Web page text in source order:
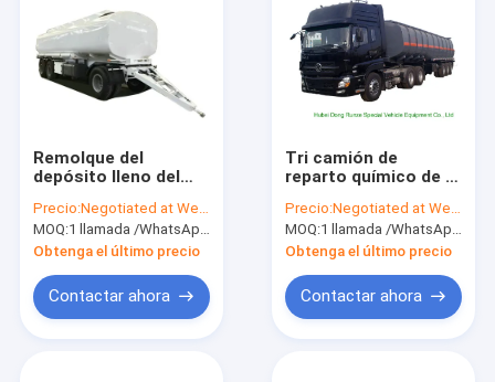
Remolque del
depósito lleno del
el petrolero 10CBM
-30 del carro para
requisitos
particulares de los
árboles 2-3-4 para la
entrega cruda del
combustible/de la
Precio:Negotiated at Weichat:King253725877
MOQ:1 llamada /WhatsApp de la unidad: +8615271357675
Obtenga el último precio
Contactar ahora
Tri camión de
reparto químico de la
árboles para 30 -
hidróxido de sodio
45MT
Precio:Negotiated at Weichat:King253725877
MOQ:1 llamada /WhatsApp de la unidad: +8615271357675
Obtenga el último precio
Contactar ahora